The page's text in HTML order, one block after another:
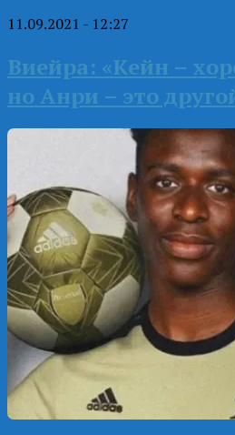
11.09.2021 - 12:27
Виейра: «Кейн –
но Анри – это